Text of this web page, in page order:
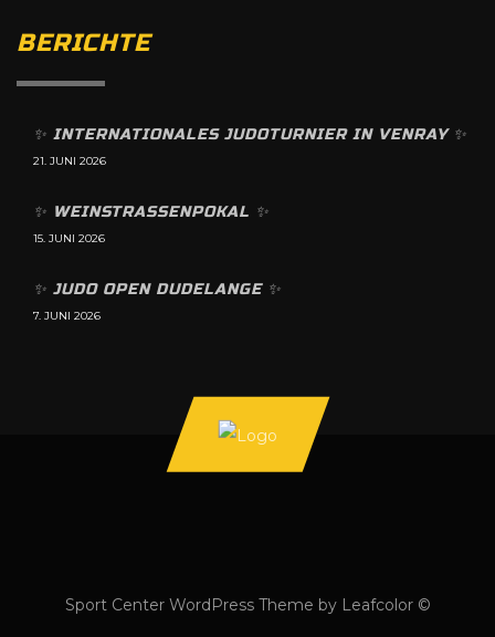
BERICHTE
✨️ INTERNATIONALES JUDOTURNIER IN VENRAY ✨️
21. JUNI 2026
✨️ WEINSTRASSENPOKAL ✨️
15. JUNI 2026
✨️ JUDO OPEN DUDELANGE ✨️
7. JUNI 2026
Sport Center WordPress Theme by Leafcolor ©